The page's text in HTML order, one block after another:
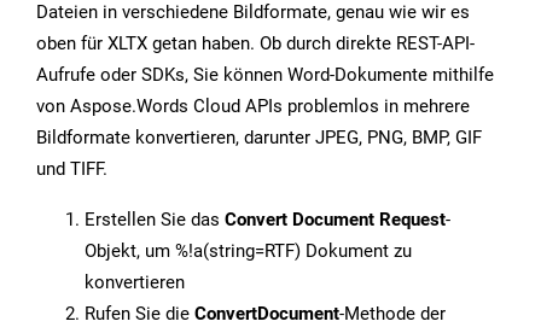
Dateien in verschiedene Bildformate, genau wie wir es
oben für XLTX getan haben. Ob durch direkte REST-API-
Aufrufe oder SDKs, Sie können Word-Dokumente mithilfe
von Aspose.Words Cloud APIs problemlos in mehrere
Bildformate konvertieren, darunter JPEG, PNG, BMP, GIF
und TIFF.
Erstellen Sie das Convert Document Request-
Objekt, um %!a(string=RTF) Dokument zu
konvertieren
Rufen Sie die ConvertDocument-Methode der